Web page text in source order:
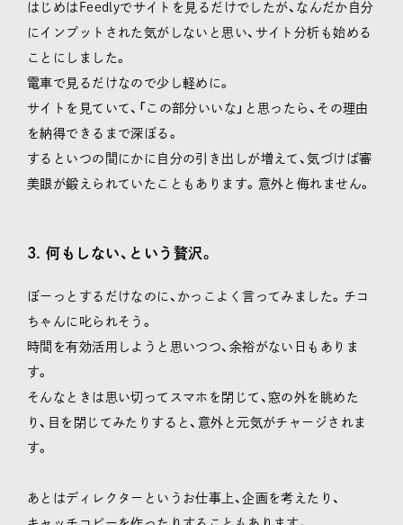
はじめはFeedlyでサイトを見るだけでしたが、なんだか自分
にインプットされた気がしないと思い、サイト分析も始める
ことにしました。
電車で見るだけなので少し軽めに。
サイトを見ていて、「この部分いいな」と思ったら、その理由
を納得できるまで深ぼる。
するといつの間にかに自分の引き出しが増えて、気づけば審
美眼が鍛えられていたこともあります。意外と侮れません。
3. 何もしない、という贅沢。
ぼーっとするだけなのに、かっこよく言ってみました。チコ
ちゃんに叱られそう。
時間を有効活用しようと思いつつ、余裕がない日もありま
す。
そんなときは思い切ってスマホを閉じて、窓の外を眺めた
り、目を閉じてみたりすると、意外と元気がチャージされま
す。
あとはディレクターというお仕事上、企画を考えたり、